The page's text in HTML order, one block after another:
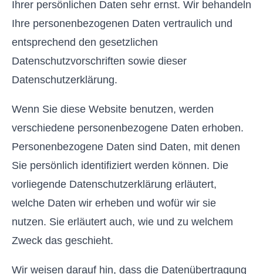
Ihrer persönlichen Daten sehr ernst. Wir behandeln
Ihre personenbezogenen Daten vertraulich und
entsprechend den gesetzlichen
Datenschutzvorschriften sowie dieser
Datenschutzerklärung.
Wenn Sie diese Website benutzen, werden
verschiedene personenbezogene Daten erhoben.
Personenbezogene Daten sind Daten, mit denen
Sie persönlich identifiziert werden können. Die
vorliegende Datenschutzerklärung erläutert,
welche Daten wir erheben und wofür wir sie
nutzen. Sie erläutert auch, wie und zu welchem
Zweck das geschieht.
Wir weisen darauf hin, dass die Datenübertragung